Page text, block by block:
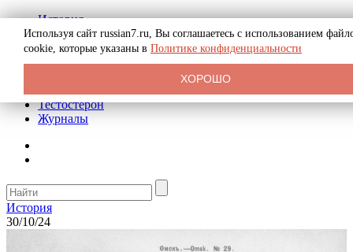
История
Биография
Криминал
Реклама на сайте
Тестостерон
Журналы
История
30/10/24
Используя сайт russian7.ru, Вы соглашаетесь с использованием
cookie, которые указаны в Политике конфиденциальности
ХОРОШО